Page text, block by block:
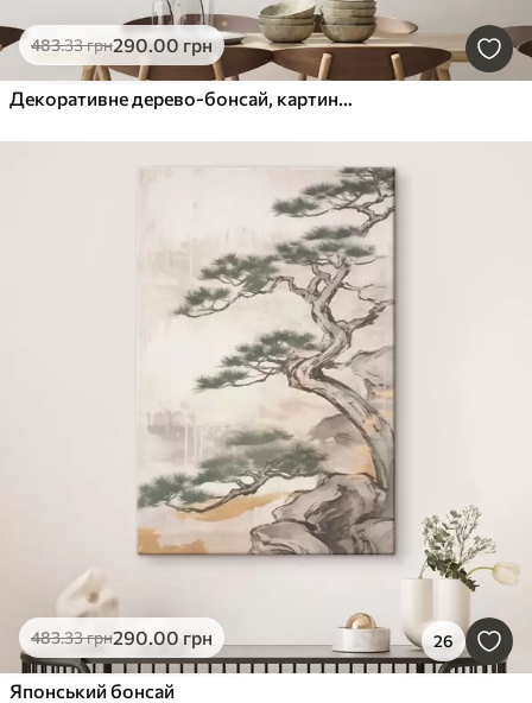
483.33грн290.00 грн
Декоративне дерево-бонсай, картина в стилі абстрактного мистецтва
483.33грн290.00 грн 26
Японський бонсай